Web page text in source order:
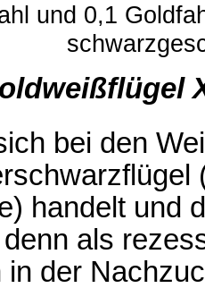
und 0,1
bei den
handelt und
als
in der